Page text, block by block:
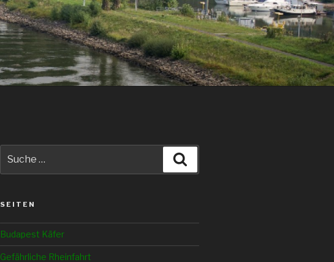
nach:
SEITEN
Budapest Käfer
Gefährliche Rheinfahrt